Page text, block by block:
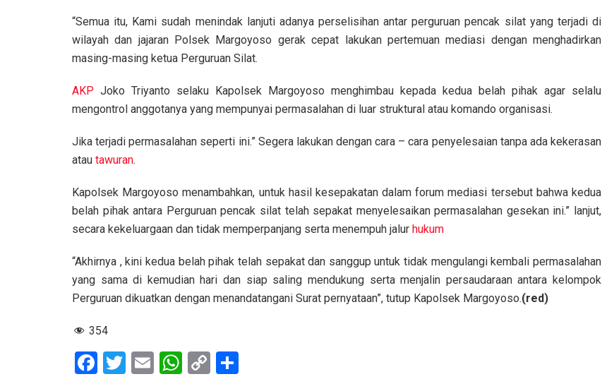
“Semua itu, Kami sudah menindak lanjuti adanya perselisihan antar perguruan pencak silat yang terjadi di
wilayah dan jajaran Polsek Margoyoso gerak cepat lakukan pertemuan mediasi dengan menghadirkan
masing-masing ketua Perguruan Silat.
AKP Joko Triyanto selaku Kapolsek Margoyoso menghimbau kepada kedua belah pihak agar selalu
mengontrol anggotanya yang mempunyai permasalahan di luar struktural atau komando organisasi.
Jika terjadi permasalahan seperti ini.” Segera lakukan dengan cara – cara penyelesaian tanpa ada kekerasan
atau tawuran.
Kapolsek Margoyoso menambahkan, untuk hasil kesepakatan dalam forum mediasi tersebut bahwa kedua
belah pihak antara Perguruan pencak silat telah sepakat menyelesaikan permasalahan gesekan ini.” lanjut,
secara kekeluargaan dan tidak memperpanjang serta menempuh jalur hukum
“Akhirnya , kini kedua belah pihak telah sepakat dan sanggup untuk tidak mengulangi kembali permasalahan
yang sama di kemudian hari dan siap saling mendukung serta menjalin persaudaraan antara kelompok
Perguruan dikuatkan dengan menandatangani Surat pernyataan”, tutup Kapolsek Margoyoso.(red)
354
F
T
E
W C